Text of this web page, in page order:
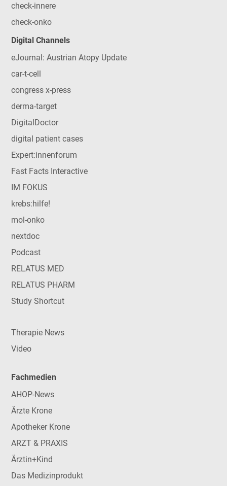
check-innere
check-onko
Digital Channels
eJournal: Austrian Atopy Update
car-t-cell
congress x-press
derma-target
DigitalDoctor
digital patient cases
Expert:innenforum
Fast Facts Interactive
IM FOKUS
krebs:hilfe!
mol-onko
nextdoc
Podcast
RELATUS MED
RELATUS PHARM
Study Shortcut
Therapie News
Video
Fachmedien
AHOP-News
Ärzte Krone
Apotheker Krone
ARZT & PRAXIS
Ärztin+Kind
Das Medizinprodukt